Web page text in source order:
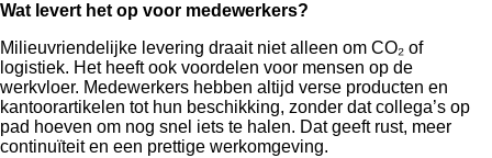
Wat levert het op voor medewerkers?
Milieuvriendelijke levering draait niet alleen om CO₂ of
logistiek. Het heeft ook voordelen voor mensen op de
werkvloer. Medewerkers hebben altijd verse producten en
kantoorartikelen tot hun beschikking, zonder dat collega’s op
pad hoeven om nog snel iets te halen. Dat geeft rust, meer
continuïteit en een prettige werkomgeving.